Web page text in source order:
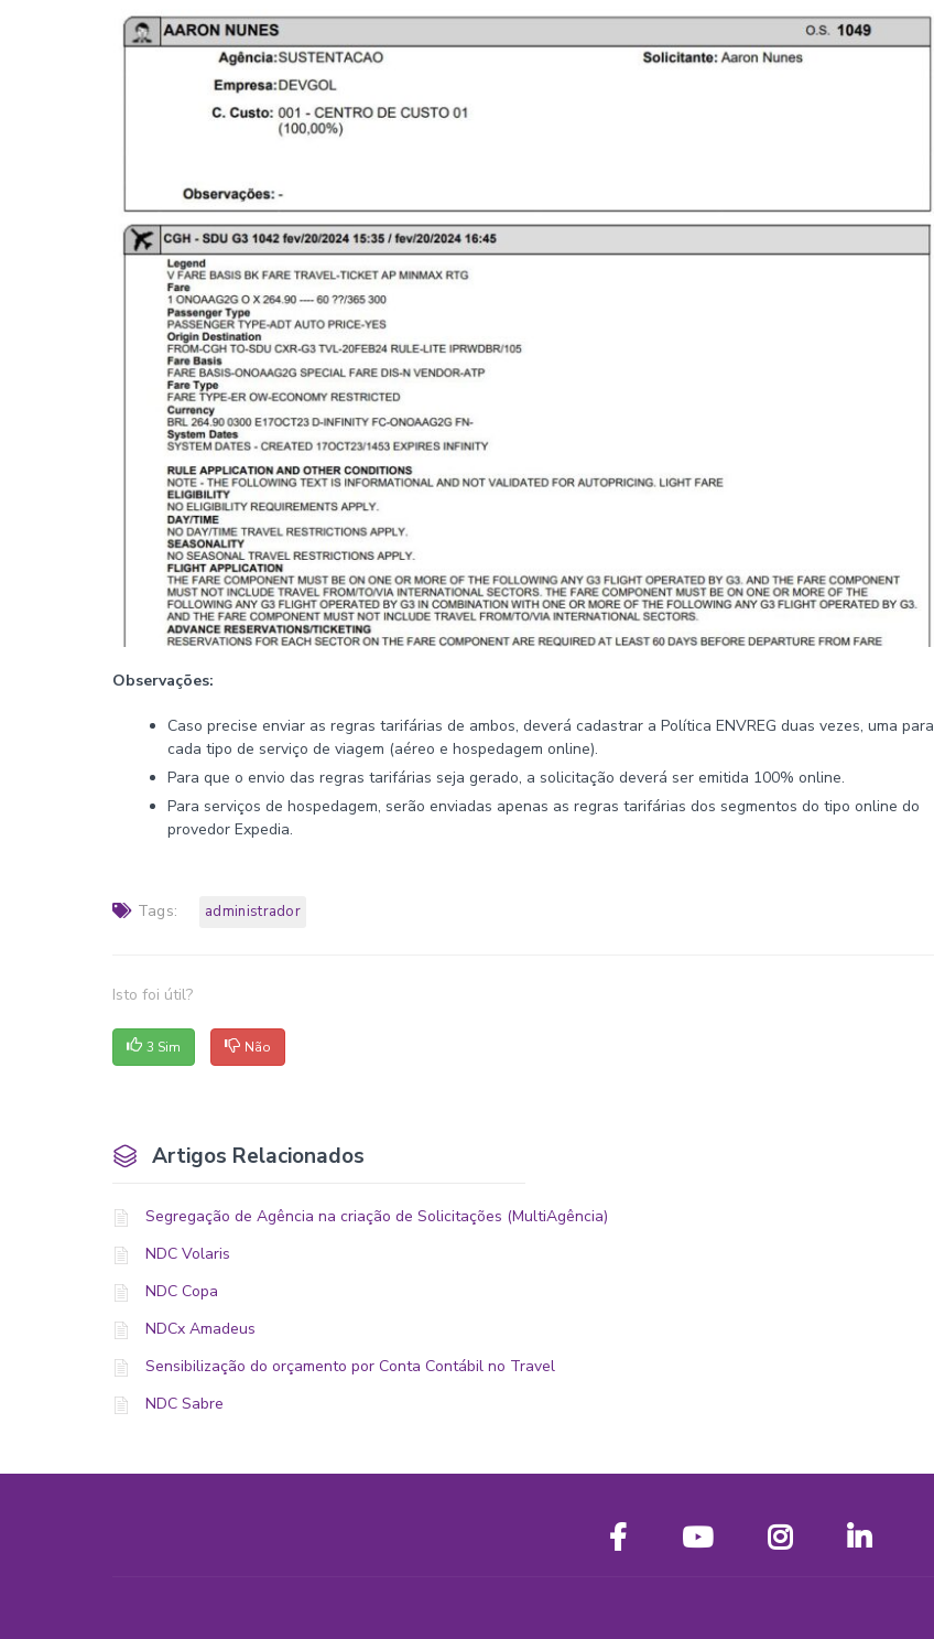
Observações:
Caso precise enviar as regras tarifárias de ambos, deverá cadastrar a Política ENVREG duas vezes, uma para
cada tipo de serviço de viagem (aéreo e hospedagem online).
Para que o envio das regras tarifárias seja gerado, a solicitação deverá ser emitida 100% online.
Para serviços de hospedagem, serão enviadas apenas as regras tarifárias dos segmentos do tipo online do
provedor Expedia.
Tags: administrador
Isto foi útil?
3 Sim Não
Artigos Relacionados
Segregação de Agência na criação de Solicitações (MultiAgência)
NDC Volaris
NDC Copa
NDCx Amadeus
Sensibilização do orçamento por Conta Contábil no Travel
NDC Sabre